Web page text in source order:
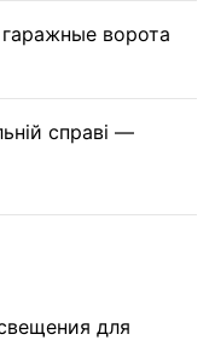
ворота
справі —
для